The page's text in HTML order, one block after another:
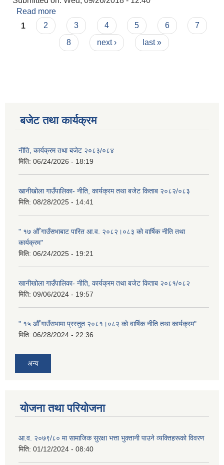
Read more
Pages
1 2 3 4 5 6
7
8
next › last »
बजेट तथा कार्यक्रम
नीति, कार्यक्रम तथा बजेट २०८३/०८४
मिति: 06/24/2026 - 18:19
खानीखोला गाउँपालिका- नीति, कार्यक्रम तथा बजेट किताब २०८२/०८३
मिति: 08/28/2025 - 14:41
" १७ औँ गाउँसभाबाट पारित आ.व. २०८२।०८३ को वार्षिक नीति तथा
कार्यक्रम"
मिति: 06/24/2025 - 19:21
खानीखोला गाउँपालिका- नीति, कार्यक्रम तथा बजेट किताब २०८१/०८२
मिति: 09/06/2024 - 19:57
" १५ औँ गाउँसभामा प्रस्तुत २०८१।०८२ को वार्षिक नीति तथा कार्यक्रम"
मिति: 06/28/2024 - 22:36
अन्य
योजना तथा परियोजना
आ.व. २०७९/८० मा सामाजिक सुरक्षा भत्ता भुक्तानी पाउने व्यक्तिहरूको विवरण
मिति: 01/12/2024 - 08:40